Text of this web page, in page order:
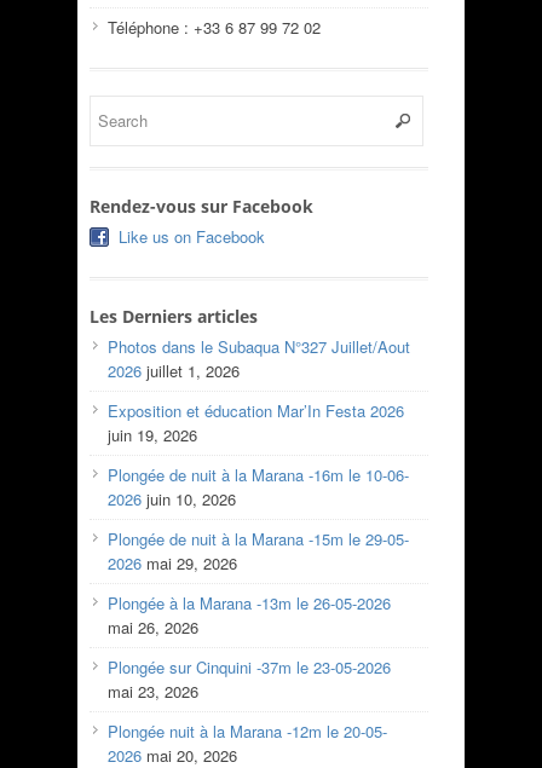
Téléphone : +33 6 87 99 72 02
Rendez-vous sur Facebook
Like us on Facebook
Les Derniers articles
Photos dans le Subaqua N°327 Juillet/Aout
2026 juillet 1, 2026
Exposition et éducation Mar’In Festa 2026
juin 19, 2026
Plongée de nuit à la Marana -16m le 10-06-
2026 juin 10, 2026
Plongée de nuit à la Marana -15m le 29-05-
2026 mai 29, 2026
Plongée à la Marana -13m le 26-05-2026
mai 26, 2026
Plongée sur Cinquini -37m le 23-05-2026
mai 23, 2026
Plongée nuit à la Marana -12m le 20-05-
2026 mai 20, 2026